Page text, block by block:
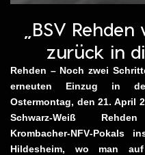
„BSV
zurück in
Rehden – Noch zwei
erneuten Einzug in
Ostermontag, den 21. April
Schwarz‑Weiß
Krombacher‑NFV‑Pokals
Hildesheim, wo man